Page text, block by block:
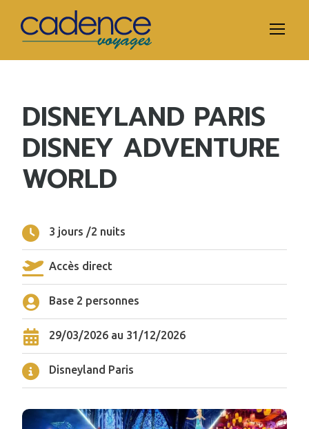
DISNEYLAND PARIS
DISNEY ADVENTURE
WORLD
3 jours /2 nuits
Accès direct
Base 2 personnes
29/03/2026 au 31/12/2026
Disneyland Paris